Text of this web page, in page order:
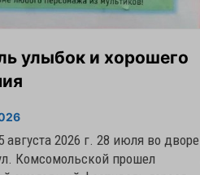
улыбок и хорошего
августа 2026 г. 28 июля во дворе
Комсомольской прошел